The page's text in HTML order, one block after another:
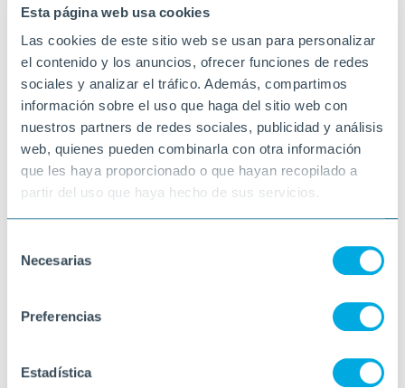
Esta página web usa cookies
Las cookies de este sitio web se usan para personalizar
el contenido y los anuncios, ofrecer funciones de redes
sociales y analizar el tráfico. Además, compartimos
información sobre el uso que haga del sitio web con
nuestros partners de redes sociales, publicidad y análisis
web, quienes pueden combinarla con otra información
que les haya proporcionado o que hayan recopilado a
partir del uso que haya hecho de sus servicios.
Necesarias
Preferencias
Estadística
com a membres actius de la Comissió de
treball de l'àmbit de la Discapacitat) fins la
lectura del manifest. no us ho podeu perdre!
30-11-2023
CERDANYOLA